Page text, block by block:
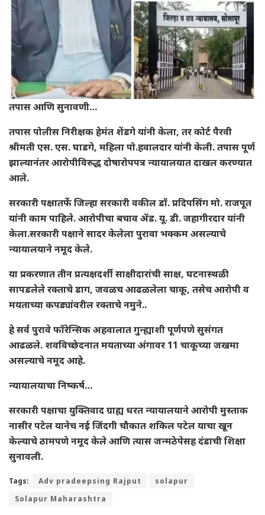
तपास आणि सुनावणी…
तपास पोलीस निरीक्षक हेमंत शेंडगे यांनी केला, तर कोर्ट पैरवी
श्रीमती एस. एस. घाडगे, महिला पो.हवालदार यांनी केली. तपास पूर्ण
झाल्यानंतर आरोपीविरुद्ध दोषारोपपत्र न्यायालयात दाखल करण्यात
आले.
सरकारी पक्षातर्फे जिल्हा सरकारी वकील डॉ. प्रदिपसिंग मो. राजपूत
यांनी काम पाहिले. आरोपीचा बचाव ॲड. यू. डी. जहागीरदार यांनी
केला.सरकारी पक्षाने सादर केलेला पुरावा भक्कम असल्याचे
न्यायालयाने नमूद केले.
या प्रकरणात तीन प्रत्यक्षदर्शी साक्षीदारांची साक्ष, घटनास्थळी
सापडलेले रक्ताचे डाग, जवळच आढळलेला चाकू, तसेच आरोपी व
मयताच्या कपड्यांवरील रक्ताचे नमुने..
हे सर्व पुरावे फॉरेन्सिक अहवालात गुन्ह्याशी पूर्णपणे सुसंगत
आढळले. शवविच्छेदनात मयताच्या अंगावर 11 चाकूच्या जखमा
असल्याचे नमूद आहे.
न्यायालयाचा निष्कर्ष…
सरकारी पक्षाचा युक्तिवाद ग्राह्य धरत न्यायालयाने आरोपी मुस्ताक
नासीर पटेल यानेच नई जिंदगी चौकात शकिल पटेल याचा खून
केल्याचे ठामपणे नमूद केले आणि त्यास जन्मठेपेसह दंडाची शिक्षा
सुनावली.
Tags: Adv pradeepsing Rajput
solapur
Solapur Maharashtra